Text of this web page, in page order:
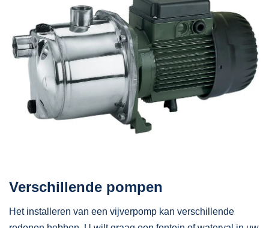
Verschillende pompen
Het installeren van een vijverpomp kan verschillende